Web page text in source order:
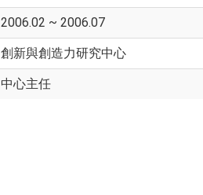
2006.02 ~ 2006.07
創新與創造力研究中心
中心主任